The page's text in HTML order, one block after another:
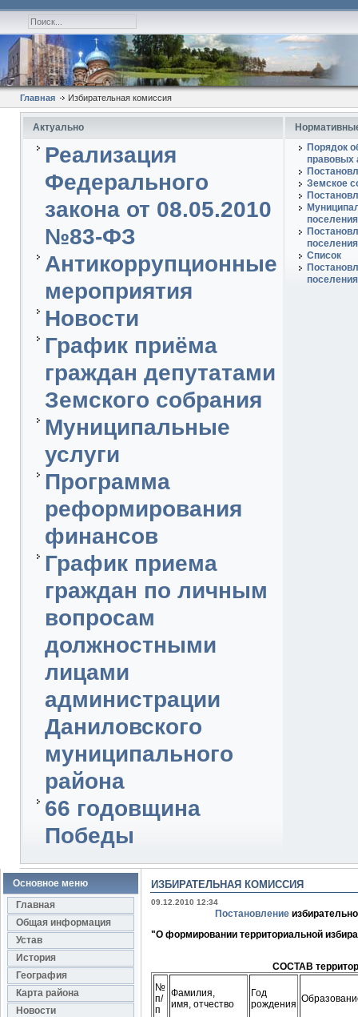
Главная Избирательная комиссия
Актуально
Реализация
Федерального
закона от 08.05.2010
№83-ФЗ
Антикоррупционные
мероприятия
Новости
График приёма
граждан депутатами
Земского собрания
Муниципальные
услуги
Программа
реформирования
финансов
График приема
граждан по личным
вопросам
должностными
лицами
администрации
Даниловского
муниципального
района
66 годовщина
Победы
Порядок
правовых
Земское
поселения
поселения
Список
поселения
Основное меню
Главная
Общая информация
Устав
История
География
Карта района
Новости
ИЗБИРАТЕЛЬНАЯ КОМИССИЯ
09.12.2010 12:34
Постановление
"О формировании территориальной
СОСТАВ
№
п/
п
Фамилия,
имя, отчество
Год
рождения